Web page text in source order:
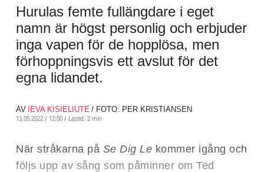
Hurulas femte fullängdare i eget
namn är högst personlig och erbjuder
inga vapen för de hopplösa, men
förhoppningsvis ett avslut för det
egna lidandet.
AV IEVA KISIELIUTE / FOTO: PER KRISTIANSEN
13.05.2022 / 12:00 / Lästid: 2 min
När stråkarna på Se Dig Le kommer igång och
följs upp av sång som påminner om Ted